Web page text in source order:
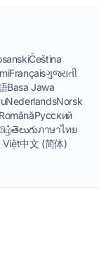
Čeština
Françaisગુજરાતી
Basa Jawa
NederlandsNorsk
RomânăРусский
తెలుగుภาษาไทย
Việt中文 (简体)